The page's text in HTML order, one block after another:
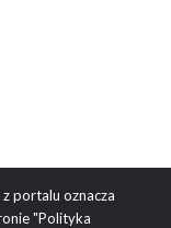
portalu oznacza
"Polityka